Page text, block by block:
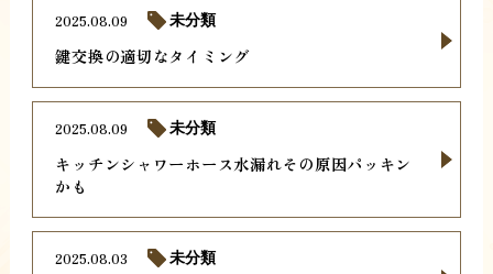
鍵交換の適切なタイミング
2025.08.09 未分類
キッチンシャワーホース水漏れその原因パッキン
かも
2025.08.09 未分類
2025.08.03 未分類